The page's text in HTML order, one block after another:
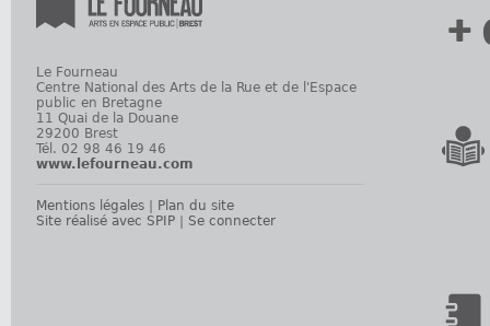
Le Fourneau
Centre National des Arts de la Rue et de l'Espace
public en Bretagne
11 Quai de la Douane
29200 Brest
Tél. 02 98 46 19 46
www.lefourneau.com
Mentions légales
Plan du site
Site réalisé avec SPIP
Se connecter
+